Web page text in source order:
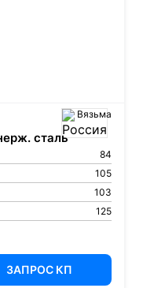
Вязьма
сталь
84
105
103
125
ЗАПРОС КП